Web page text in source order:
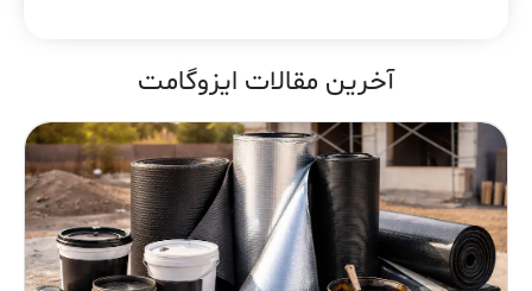
آخرین مقالات ایزوگامت